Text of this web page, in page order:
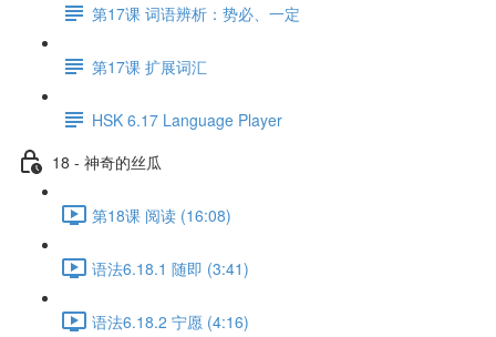
第17课 词语辨析：势必、一定
第17课 扩展词汇
HSK 6.17 Language Player
18 - 神奇的丝瓜
第18课 阅读 (16:08)
语法6.18.1 随即 (3:41)
语法6.18.2 宁愿 (4:16)